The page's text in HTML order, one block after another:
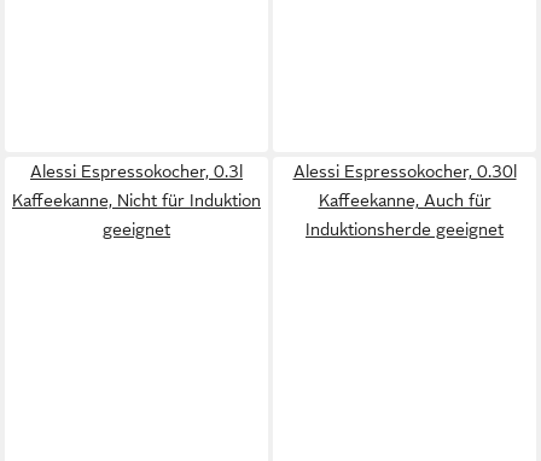
Alessi Espressokocher, 0.3l
Kaffeekanne, Nicht für Induktion
geeignet
Alessi Espressokocher, 0.30l
Kaffeekanne, Auch für
Induktionsherde geeignet